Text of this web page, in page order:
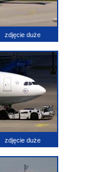
zdjęcie duże
zdjęcie duże